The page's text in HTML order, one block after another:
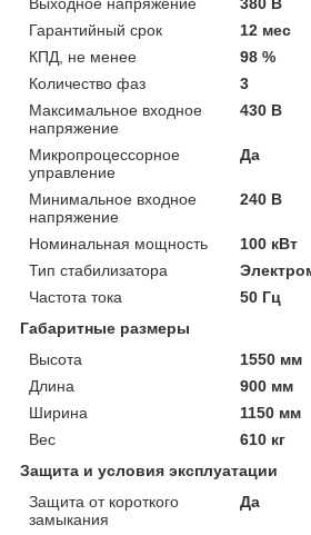
Гарантийный срок
12 мес
КПД, не менее
98 %
Количество фаз
3
Максимальное входное
напряжение
430 В
Микропроцессорное
управление
Да
Минимальное входное
напряжение
240 В
Номинальная мощность
100 кВт
Тип стабилизатора
Частота тока
50 Гц
Габаритные размеры
Высота
1550 мм
Длина
900 мм
Ширина
1150 мм
Вес
610 кг
Защита и условия эксплуатации
Защита от короткого
замыкания
Да